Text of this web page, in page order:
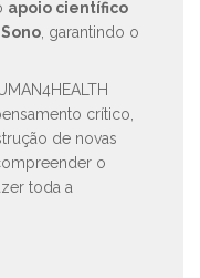
apoio científico
, garantindo o
crítico,
de novas
o
toda a